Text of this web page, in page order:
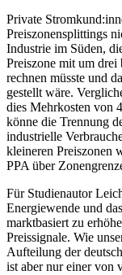
Private
Preiszonensplittings
Industrie im Süden,
Preiszone mit um drei
rechnen müsste und
gestellt wäre.
dies Mehrkosten von
könne die Trennung
industrielle
kleineren Preiszonen
PPA über
Für Studienautor
Energiewende und
marktbasiert zu
Preissignale. Wie
Aufteilung der
ist aber nur einer von